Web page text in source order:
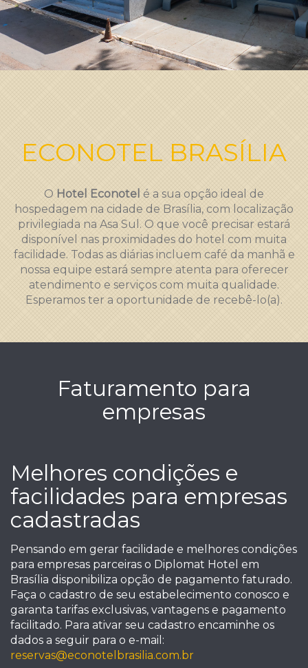
ECONOTEL BRASÍLIA
O Hotel Econotel é a sua opção ideal de
hospedagem na cidade de Brasília, com localização
privilegiada na Asa Sul. O que você precisar estará
disponível nas proximidades do hotel com muita
facilidade. Todas as diárias incluem café da manhã e
nossa equipe estará sempre atenta para oferecer
atendimento e serviços com muita qualidade.
Esperamos ter a oportunidade de recebê-lo(a).
Faturamento para
empresas
Melhores condições e
facilidades para empresas
cadastradas
Pensando em gerar facilidade e melhores condições
para empresas parceiras o Diplomat Hotel em
Brasília disponibiliza opção de pagamento faturado.
Faça o cadastro de seu estabelecimento conosco e
garanta tarifas exclusivas, vantagens e pagamento
facilitado. Para ativar seu cadastro encaminhe os
dados a seguir para o e-mail:
reservas@econotelbrasilia.com.br